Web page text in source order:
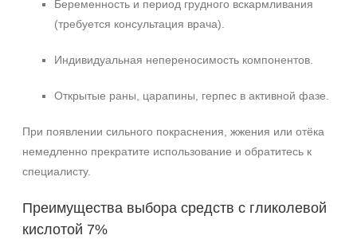
Беременность и период грудного вскармливания
(требуется консультация врача).
Индивидуальная непереносимость компонентов.
Открытые раны, царапины, герпес в активной фазе.
При появлении сильного покраснения, жжения или отёка
немедленно прекратите использование и обратитесь к
специалисту.
Преимущества выбора средств с гликолевой
кислотой 7%